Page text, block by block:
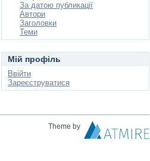
За датою публикації
Автори
Заголовки
Теми
Мій профіль
Ввійти
Зареєструватися
Theme by